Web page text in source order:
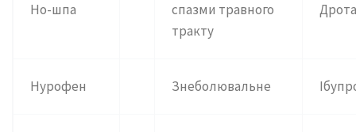
Но-шпа
спазми травного
тракту
Нурофен Знеболювальне